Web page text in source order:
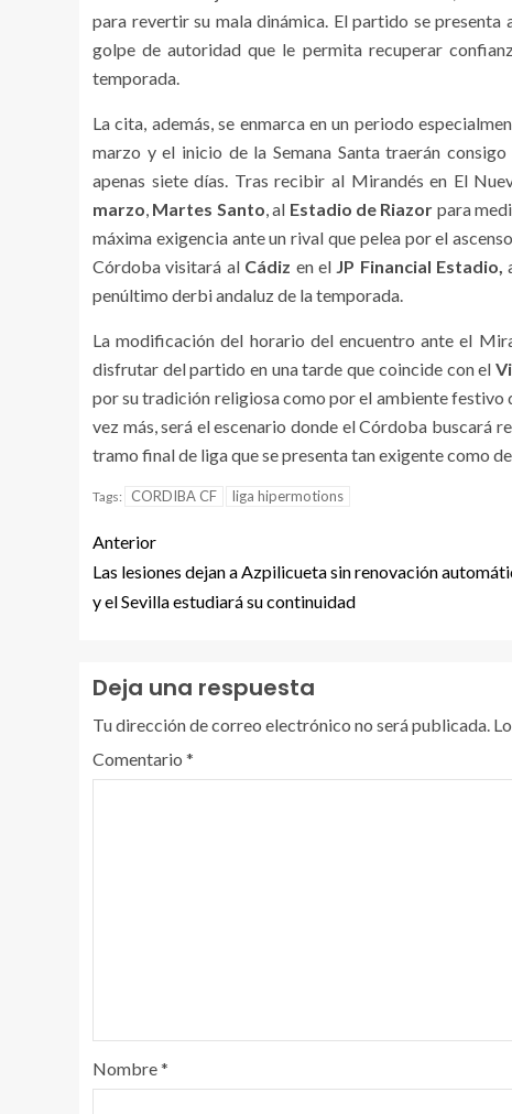
para revertir su mala dinámica. El partido se
golpe de autoridad que le permita recuperar
temporada.
La cita, además, se enmarca en un periodo
marzo y el inicio de la Semana Santa traerán
apenas siete días. Tras recibir al Mirandés en El
marzo, Martes Santo, al Estadio de Riazor para
máxima exigencia ante un rival que pelea por el
Córdoba visitará al Cádiz en el JP Financial Estadio,
penúltimo derbi andaluz de la temporada.
La modificación del horario del encuentro ante el
disfrutar del partido en una tarde que coincide con el
por su tradición religiosa como por el ambiente festivo
vez más, será el escenario donde el Córdoba buscará
tramo final de liga que se presenta tan exigente como
Tags: CORDIBA CF liga hipermotions
Anterior
Las lesiones dejan a Azpilicueta sin renovación
y el Sevilla estudiará su continuidad
Deja una respuesta
Tu dirección de correo electrónico no será publicada.
Comentario *
Nombre*